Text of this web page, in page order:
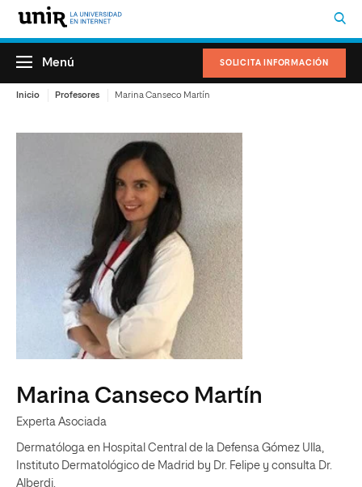
SOLICITA INFORMACIÓN
Menú
Inicio Profesores Marina Canseco Martín
Marina Canseco Martín
Experta Asociada
Dermatóloga en Hospital Central de la Defensa Gómez Ulla,
Instituto Dermatológico de Madrid by Dr. Felipe y consulta Dr.
Alberdi.